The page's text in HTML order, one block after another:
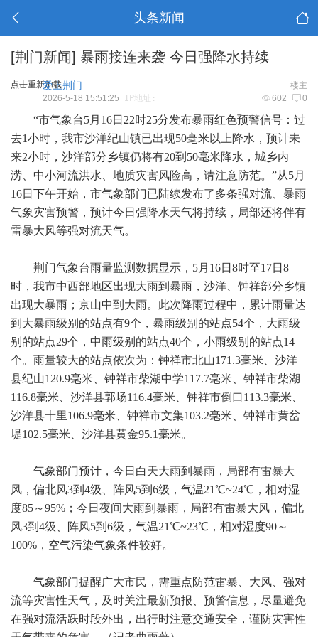
头条新闻
[荆门新闻] 暴雨接连来袭 今日强降水持续
点击重新加载 楼主
爱上荆门
602 0
2026-5-18 15:51:25 IP地址:
“市气象台5月16日22时25分发布暴雨红色预警信号：过
去1小时，我市沙洋纪山镇已出现50毫米以上降水，预计未
来2小时，沙洋部分乡镇仍将有20到50毫米降水，城乡内
涝、中小河流洪水、地质灾害风险高，请注意防范。”从5月
16日下午开始，市气象部门已陆续发布了多条强对流、暴雨
气象灾害预警，预计今日强降水天气将持续，局部还将伴有
雷暴大风等强对流天气。
荆门气象台雨量监测数据显示，5月16日8时至17日8
时，我市中西部地区出现大雨到暴雨，沙洋、钟祥部分乡镇
出现大暴雨；京山中到大雨。此次降雨过程中，累计雨量达
到大暴雨级别的站点有9个，暴雨级别的站点54个，大雨级
别的站点29个，中雨级别的站点40个，小雨级别的站点14
个。雨量较大的站点依次为：钟祥市北山171.3毫米、沙洋
县纪山120.9毫米、钟祥市柴湖中学117.7毫米、钟祥市柴湖
116.8毫米、沙洋县郭场116.4毫米、钟祥市倒口113.3毫米、
沙洋县十里106.9毫米、钟祥市文集103.2毫米、钟祥市黄岔
堤102.5毫米、沙洋县黄金95.1毫米。
气象部门预计，今日白天大雨到暴雨，局部有雷暴大
风，偏北风3到4级、阵风5到6级，气温21℃~24℃，相对湿
度85～95%；今日夜间大雨到暴雨，局部有雷暴大风，偏北
风3到4级、阵风5到6级，气温21℃~23℃，相对湿度90～
100%，空气污染气象条件较好。
气象部门提醒广大市民，需重点防范雷暴、大风、强对
流等灾害性天气，及时关注最新预报、预警信息，尽量避免
在强对流活跃时段外出，出行时注意交通安全，谨防灾害性